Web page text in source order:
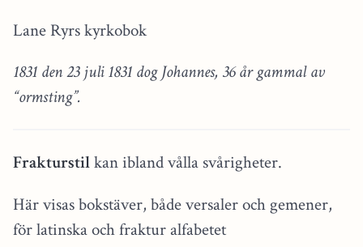
Lane Ryrs kyrkobok
1831 den 23 juli 1831 dog Johannes, 36 år gammal av
“ormsting”.
Frakturstilkan ibland vålla svårigheter.
Här visas bokstäver, både versaler och gemener,
för latinska och fraktur alfabetet